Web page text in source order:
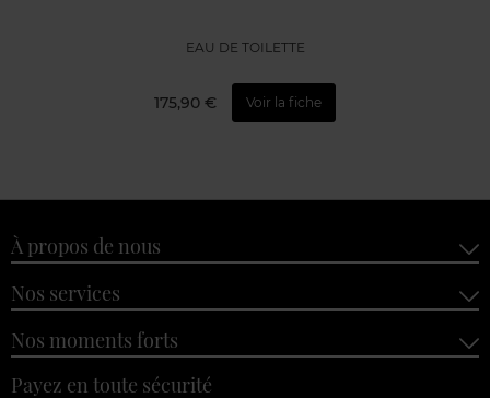
EAU DE TOILETTE
175,90 € Voir la fiche
À propos de nous
Nos services
Nos moments forts
Payez en toute sécurité